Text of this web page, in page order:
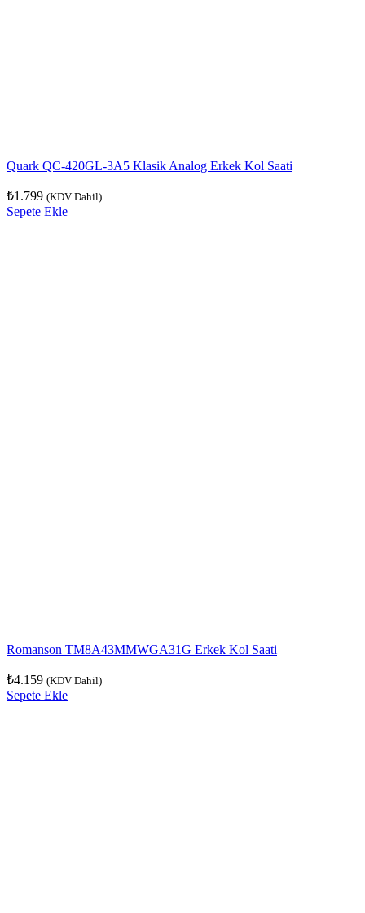
Quark QC-420GL-3A5 Klasik Analog Erkek Kol Saati
₺1.799 (KDV Dahil)
Sepete Ekle
Romanson TM8A43MMWGA31G Erkek Kol Saati
₺4.159 (KDV Dahil)
Sepete Ekle